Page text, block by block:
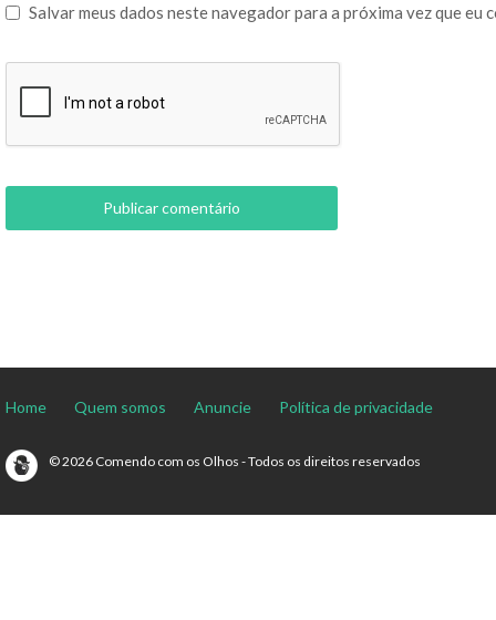
Salvar meus dados neste navegador para a próxima vez que eu
Home Quem somos Anuncie Política de privacidade
© 2026 Comendo com os Olhos - Todos os direitos reservados